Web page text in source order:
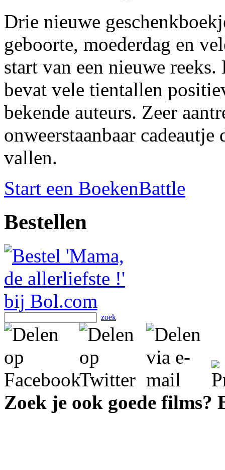
Drie nieuwe
geboorte, moederdag en
start van een nieuwe
bevat vele tientallen
bekende auteurs. Zeer
onweerstaanbaar
vallen.
Start een BoekenBattle
Bestellen
zoek
Zoek je ook goede films?